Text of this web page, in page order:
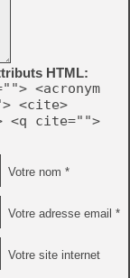
HTML:
<acronym
<cite>
<q cite="">
Votre nom *
Votre adresse email *
Votre site internet